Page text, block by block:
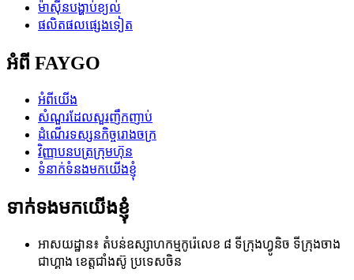
ម៉ាស៊ីនបង្ហាប់ខ្យល់
ផលិតផលផ្សេងទៀត
អំពី FAYGO
អំពីយើង
សំណួរដែលសួរញឹកញាប់
ដំណើរទស្សនកិច្ចរោងចក្រ
វិញ្ញាបនបត្រក្រុមហ៊ុន
ទំនាក់ទំនងមកយើងខ្ញុំ
ទាក់ទងមកយើងខ្ញុំ
អាសយដ្ឋាន៖ តំបន់ឧស្សាហកម្មកូរ៉េលេខ ៨ ទីក្រុងហ្វូនិច ទីក្រុងចាង
ជាហ្គាង ខេត្តជាំងស៊ូ ប្រទេសចិន